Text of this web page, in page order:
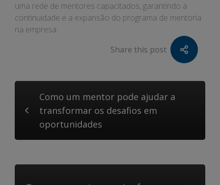
uma rede de mentores capacitados, garantindo a
continuidade e a expansão do programa de mentoria
na empresa.
Share this post
Como um mentor pode ajudar a
transformar os desafios em
oportunidades